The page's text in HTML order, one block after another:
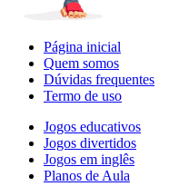
Página inicial
Quem somos
Dúvidas frequentes
Termo de uso
Jogos educativos
Jogos divertidos
Jogos em inglês
Planos de Aula